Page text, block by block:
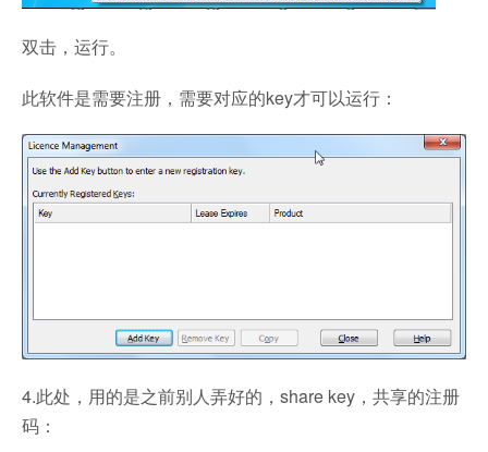
双击，运行。
此软件是需要注册，需要对应的key才可以运行：
4.此处，用的是之前别人弄好的，share key，共享的注册
码：